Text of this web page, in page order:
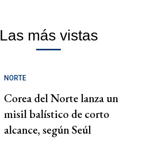
Las más vistas
NORTE
Corea del Norte lanza un
misil balístico de corto
alcance, según Seúl